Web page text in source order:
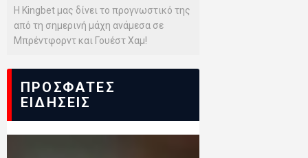
Η Kingbet μας δίνει το προγνωστικό της
από τη σημερινή μάχη ανάμεσα σε
Μπρέντφορντ και Γουέστ Χαμ!
ΠΡΟΣΦΑΤΕΣ
ΕΙΔΗΣΕΙΣ